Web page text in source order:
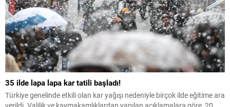
35 ilde lapa lapa kar tatili başladı!
Türkiye genelinde etkili olan kar yağışı nedeniyle birçok ilde eğitime ara
verildi. Valilik ve kaymakamlıklardan yapılan açıklamalara göre, 20